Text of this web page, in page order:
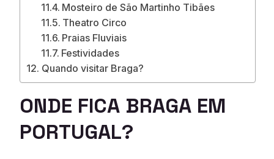
Mosteiro de São Martinho Tibães
Theatro Circo
Praias Fluviais
Festividades
Quando visitar Braga?
ONDE FICA BRAGA EM
PORTUGAL?